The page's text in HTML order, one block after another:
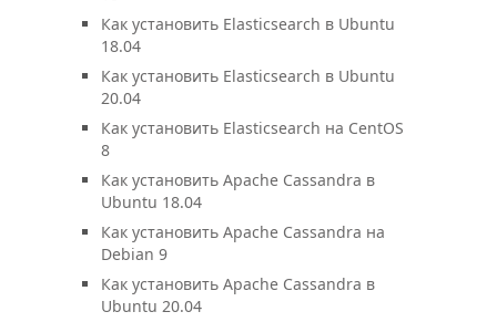
Как установить Elasticsearch в Ubuntu
18.04
Как установить Elasticsearch в Ubuntu
20.04
Как установить Elasticsearch на CentOS
8
Как установить Apache Cassandra в
Ubuntu 18.04
Как установить Apache Cassandra на
Debian 9
Как установить Apache Cassandra в
Ubuntu 20.04